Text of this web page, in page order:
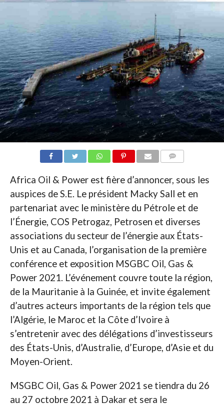
Africa Oil & Power est fière d’annoncer, sous les
auspices de S.E. Le président Macky Sall et en
partenariat avec le ministère du Pétrole et de
l’Énergie, COS Petrogaz, Petrosen et diverses
associations du secteur de l’énergie aux États-
Unis et au Canada, l’organisation de la première
conférence et exposition MSGBC Oil, Gas &
Power 2021. L’événement couvre toute la région,
de la Mauritanie à la Guinée, et invite également
d’autres acteurs importants de la région tels que
l’Algérie, le Maroc et la Côte d’Ivoire à
s’entretenir avec des délégations d’investisseurs
des États-Unis, d’Australie, d’Europe, d’Asie et du
Moyen-Orient.
MSGBC Oil, Gas & Power 2021 se tiendra du 26
au 27 octobre 2021 à Dakar et sera le